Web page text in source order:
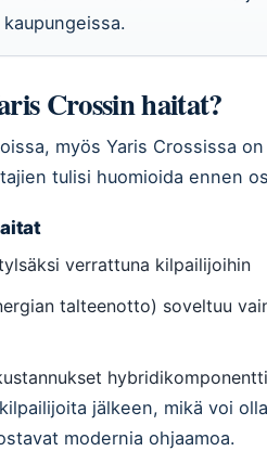
Crossin haitat?
myös Yaris Crossissa
tulisi huomioida ennen
verrattuna kilpailijoihin
talteenotto) soveltuu
jälkeen, mikä voi
modernia ohjaamoa.